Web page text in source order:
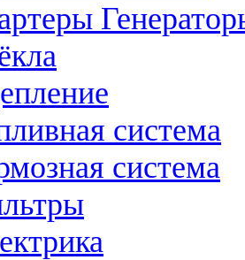
система
система